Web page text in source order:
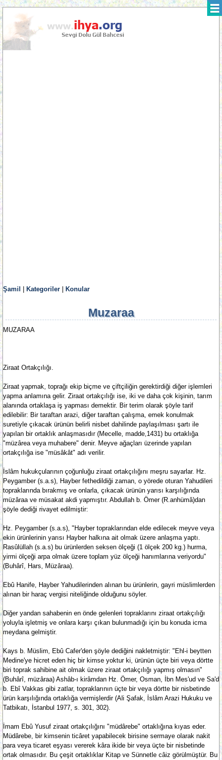
Şamil Kategoriler Konular
Muzaraa
MUZARAA
Ziraat Ortakçılığı.
Ziraat yapmak, toprağı ekip biçme ve çiftçiliğin gerektirdiği diğer işlemleri
yapma anlamına gelir. Ziraat ortakçılığı ise, iki ve daha çok kişinin, tarım
alanında ortaklaşa iş yapması demektir. Bir terim olarak şöyle tarif
edilebilir: Bir taraftan arazi, diğer taraftan çalışma, emek konulmak
suretiyle çıkacak ürünün belirli nisbet dahilinde paylaşılması şartı ile
yapılan bir ortaklık anlaşmasıdır (Mecelle, madde,1431) bu ortaklığa
"müzârea veya muhabere" denir. Meyve ağaçları üzerinde yapılan
ortakçılığa ise "müsâkât" adı verilir.
İslâm hukukçularının çoğunluğu ziraat ortakçılığını meşru sayarlar. Hz.
Peygamber (s.a.s), Hayber fethedildiği zaman, o yörede oturan Yahudileri
topraklarında bırakmış ve onlarla, çıkacak ürünün yarısı karşılığında
müzâraa ve müsakat akdi yapmıştır. Abdullah b. Ömer (R.anhümâ)dan
şöyle dediği rivayet edilmiştir:
Hz. Peygamber (s.a.s), "Hayber topraklarından elde edilecek meyve veya
ekin ürünlerinin yarısı Hayber halkına ait olmak üzere anlaşma yaptı.
Rasûlüllah (s.a.s) bu ürünlerden seksen ölçeği (1 ölçek 200 kg.) hurma,
yirmi ölçeği arpa olmak üzere toplam yüz ölçeği hanımlarına veriyordu"
(Buhârî, Hars, Müzâraa).
Ebû Hanife, Hayber Yahudilerinden alınan bu ürünlerin, gayri müslimlerden
alınan bir haraç vergisi niteliğinde olduğunu söyler.
Diğer yandan sahabenin en önde gelenleri topraklarını ziraat ortakçılığı
yoluyla işletmiş ve onlara karşı çıkan bulunmadığı için bu konuda icma
meydana gelmiştir.
Kays b. Müslim, Ebû Cafer'den şöyle dediğini nakletmiştir: "Ehl-i beytten
Medine'ye hicret eden hiç bir kimse yoktur ki, ürünün üçte biri veya dörtte
biri toprak sahibine ait olmak üzere ziraat ortakçılığı yapmış olmasın"
(Buhârî, müzâraa) Ashâb-ı kirâmdan Hz. Ömer, Osman, İbn Mes'ud ve Sa'd
b. Ebî Vakkas gibi zatlar, topraklarının üçte bir veya dörtte bir nisbetinde
ürün karşılığında ortaklığa vermişlerdir (Ali Şafak, İslâm Arazi Hukuku ve
Tatbikatı, İstanbul 1977, s. 301, 302).
İmam Ebû Yusuf ziraat ortakçılığını "müdârebe" ortaklığına kıyas eder.
Müdârebe, bir kimsenin ticâret yapabilecek birisine sermaye olarak nakit
para veya ticaret eşyası vererek kâra ikide bir veya üçte bir nisbetinde
ortak olmasıdır. Bu çeşit ortaklıklar Kitap ve Sünnetle câiz görülmüştür. Bu